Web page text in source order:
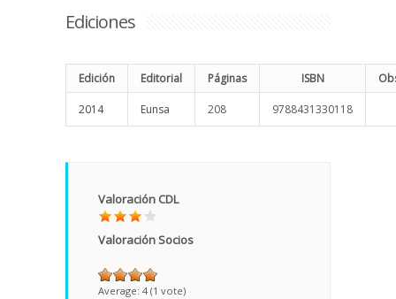
Ediciones
Edición Editorial Páginas ISBN
2014 Eunsa 208 9788431330118
Valoración CDL
Valoración Socios
Average: 4 (1 vote)